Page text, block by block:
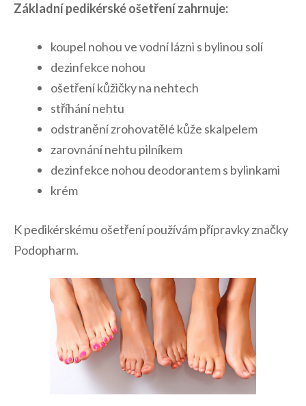
Základní pedikérské ošetření zahrnuje:
koupel nohou ve vodní lázni s bylinou solí
dezinfekce nohou
ošetření kůžičky na nehtech
stříhání nehtu
odstranění zrohovatělé kůže skalpelem
zarovnání nehtu pilníkem
dezinfekce nohou deodorantem s bylinkami
krém
K pedikérskému ošetření používám přípravky značky
Podopharm.